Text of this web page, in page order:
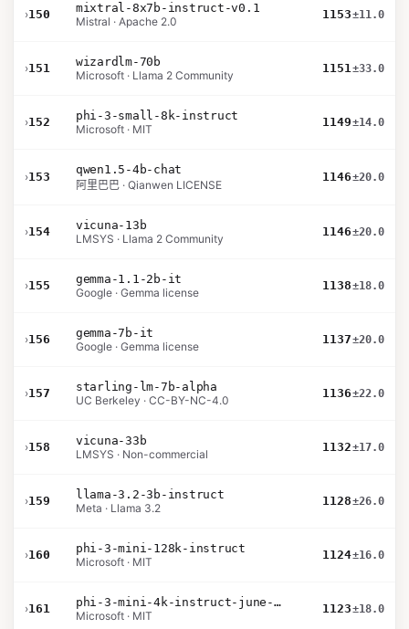
›150
mixtral-8x7b-instruct-v0.1
Mistral · Apache 2.0
1153±11.0
›151
wizardlm-70b
Microsoft · Llama 2 Community
1151±33.0
›152
phi-3-small-8k-instruct
Microsoft · MIT
1149±14.0
›153
qwen1.5-4b-chat
阿里巴巴 · Qianwen LICENSE
1146±20.0
›154
vicuna-13b
LMSYS · Llama 2 Community
1146±20.0
›155
gemma-1.1-2b-it
Google · Gemma license
1138±18.0
›156
gemma-7b-it
Google · Gemma license
1137±20.0
›157
starling-lm-7b-alpha
UC Berkeley · CC-BY-NC-4.0
1136±22.0
›158
vicuna-33b
LMSYS · Non-commercial
1132±17.0
›159
llama-3.2-3b-instruct
Meta · Llama 3.2
1128±26.0
›160
phi-3-mini-128k-instruct
Microsoft · MIT
1124±16.0
›161
phi-3-mini-4k-instruct-june-2024
Microsoft · MIT
1123±18.0